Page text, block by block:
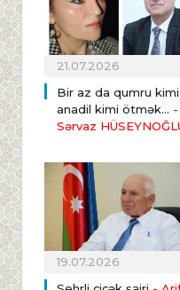
21.07.2026
Bir az da qumru
anadil kimi ötmək... -
Sərvaz
19.07.2026